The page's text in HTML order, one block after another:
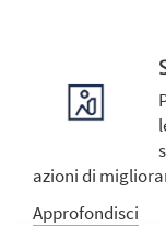
azioni di
Approfondisci